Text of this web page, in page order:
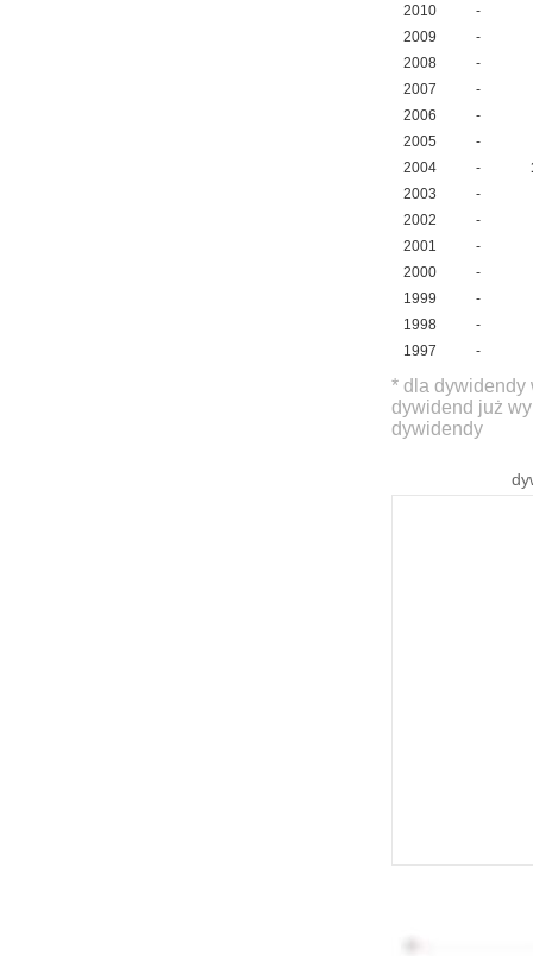
2010
-
2009
-
2008
-
2007
-
2006
-
2005
-
2004
-
2003
-
2002
-
2001
-
2000
-
1999
-
1998
-
1997
-
* dla dywidendy
dywidend już
dywidendy